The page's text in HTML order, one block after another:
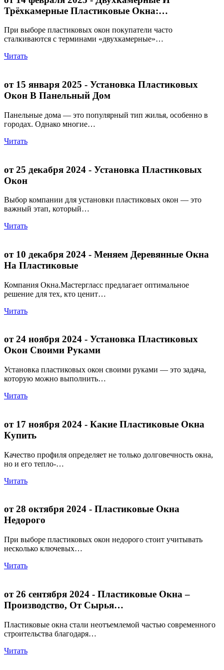
Трёхкамерные Пластиковые Окна:…
При выборе пластиковых окон покупатели часто
сталкиваются с терминами «двухкамерные»…
Читать
от 15 января 2025 - Установка Пластиковых
Окон В Панельный Дом
Панельные дома — это популярный тип жилья, особенно в
городах. Однако многие…
Читать
от 25 декабря 2024 - Установка Пластиковых
Окон
Выбор компании для установки пластиковых окон — это
важный этап, который…
Читать
от 10 декабря 2024 - Меняем Деревянные Окна
На Пластиковые
Компания Окна.Мастергласс предлагает оптимальное
решение для тех, кто ценит…
Читать
от 24 ноября 2024 - Установка Пластиковых
Окон Своими Руками
Установка пластиковых окон своими руками — это задача,
которую можно выполнить…
Читать
от 17 ноября 2024 - Какие Пластиковые Окна
Купить
Качество профиля определяет не только долговечность окна,
но и его тепло-…
Читать
от 28 октября 2024 - Пластиковые Окна
Недорого
При выборе пластиковых окон недорого стоит учитывать
несколько ключевых…
Читать
от 26 сентября 2024 - Пластиковые Окна –
Производство, От Сырья…
Пластиковые окна стали неотъемлемой частью современного
строительства благодаря…
Читать